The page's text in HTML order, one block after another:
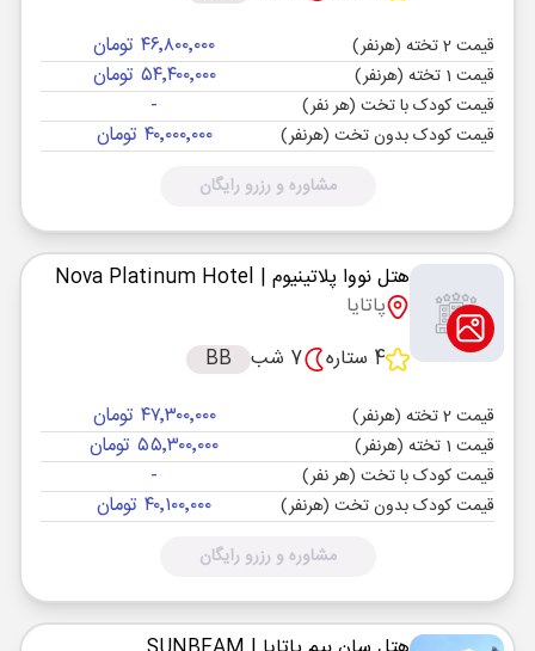
قیمت 2 تخته (هرنفر) ۴۶٬۸۰۰٬۰۰۰ تومان
قیمت 1 تخته (هرنفر) ۵۴٬۴۰۰٬۰۰۰ تومان
قیمت کودک با تخت (هر نفر) -
قیمت کودک بدون تخت (هرنفر) ۴۰٬۰۰۰٬۰۰۰ تومان
مشاوره و رزرو رایگان
هتل نووا پلاتینیوم | Nova Platinum Hotel
پاتایا
4 ستاره
7 شب BB
قیمت 2 تخته (هرنفر) ۴۷٬۳۰۰٬۰۰۰ تومان
قیمت 1 تخته (هرنفر) ۵۵٬۳۰۰٬۰۰۰ تومان
قیمت کودک با تخت (هر نفر) -
قیمت کودک بدون تخت (هرنفر) ۴۰٬۱۰۰٬۰۰۰ تومان
مشاوره و رزرو رایگان